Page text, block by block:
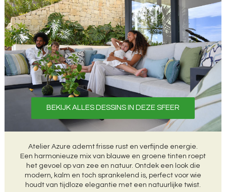
BEKIJK ALLES DESSINS IN DEZE SFEER
Atelier Azure ademt frisse rust en verfijnde energie.
Een harmonieuze mix van blauwe en groene tinten roept
het gevoel op van zee en natuur. Ontdek een look die
modern, kalm en toch sprankelend is, perfect voor wie
houdt van tijdloze elegantie met een natuurlijke twist.